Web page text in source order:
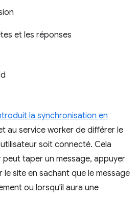
et les réponses
la synchronisation en
au service worker de différer le
soit connecté. Cela
peut taper un message, appuyer
le site en sachant que le message
ou lorsqu'il aura une